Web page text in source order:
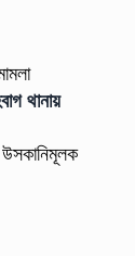
থানায়
উসকানিমূলক